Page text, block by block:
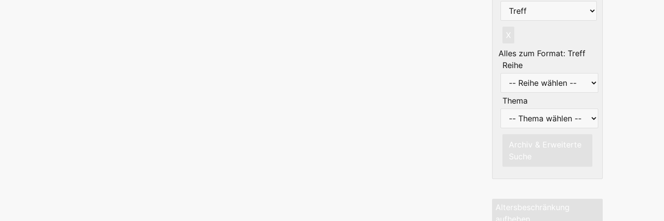
X
Alles zum Format: Treff
Reihe
Thema
Archiv & Erweiterte
Suche
Altersbeschränkung
aufheben